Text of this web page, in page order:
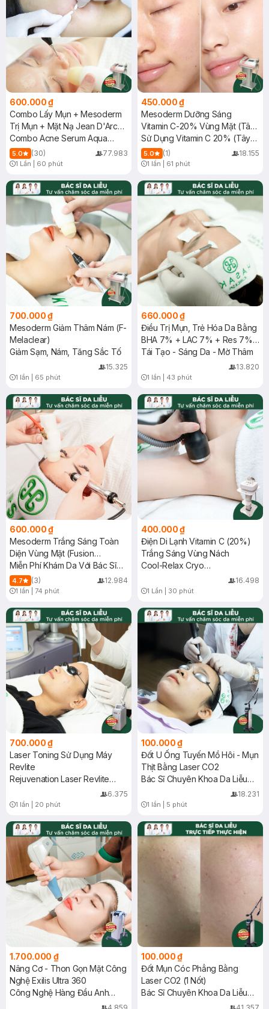
600.000 ₫
Combo Lấy Mụn + Mesoderm
Trị Mụn + Mặt Nạ Jean D'Arcel
+ Chiếu ASSH
Combo Acne Serum Aqua
Mesoderm & Pimple Removal
5.0 (30) 77.983
1 Lần 60 phút
450.000 ₫
Mesoderm Dưỡng Sáng
Vitamin C-20% Vùng Mặt (Tây
Ban Nha)
Sử Dụng Vitamin C 20% (Tây
Ban Nha)
5.0 (1) 18.155
1 lần 61 phút
700.000 ₫
Mesoderm Giảm Thâm Nám (F-
Melaclear)
Giảm Sạm, Nám, Tăng Sắc Tố
15.325
1 lần 65 phút
660.000 ₫
Điều Trị Mụn, Trẻ Hóa Da Bằng
BHA 7% + LAC 7% + Res 7%
(Image USA) ( Vùng Mặt)
Tái Tạo - Sáng Da - Mờ Thâm
13.820
1 lần 43 phút
600.000 ₫
Mesoderm Trắng Sáng Toàn
Diện Vùng Mặt (Fusion
RADIANCE)
Miễn Phí Khám Da Với Bác Sĩ
Da Liễu
4.7 (3) 12.984
1 lần 74 phút
400.000 ₫
Điện Di Lạnh Vitamin C (20%)
Trắng Sáng Vùng Nách
Cool-Relax Cryo
Electroporation Underarm
Lightening Treatment
16.498
1 Lần 30 phút
700.000 ₫
Laser Toning Sử Dụng Máy
Revlite
Rejuvenation Laser Revlite
6.375
1 lần 20 phút
100.000 ₫
Đốt U Ống Tuyến Mồ Hôi - Mụn
Thịt Bằng Laser CO2
Bác Sĩ Chuyên Khoa Da Liễu
18.231
1 lần 5 phút
1.700.000 ₫
Nâng Cơ - Thon Gọn Mặt Công
Nghệ Exilis Ultra 360
Công Nghệ Hàng Đầu Anh
100.000 ₫
Đốt Mụn Cóc Phẳng Bằng
Laser CO2 (1 Nốt)
Bác Sĩ Chuyên Khoa Da Liễu